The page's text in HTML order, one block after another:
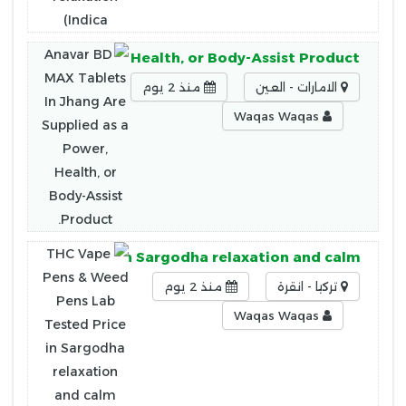
as a Power, Health, or Body-Assist Product.
الامارات - العين
منذ 2 يوم
Tested Price in Sargodha relaxation and calm
تركيا - انقرة
منذ 2 يوم